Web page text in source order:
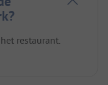
restaurant.